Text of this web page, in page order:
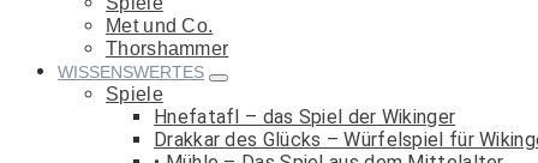
Met und Co.
Thorshammer
WISSENSWERTES
Spiele
Hnefatafl – das Spiel der Wikinger
Drakkar des Glücks – Würfelspiel für